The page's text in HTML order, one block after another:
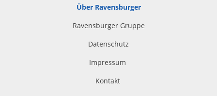
Über Ravensburger
Ravensburger Gruppe
Datenschutz
Impressum
Kontakt